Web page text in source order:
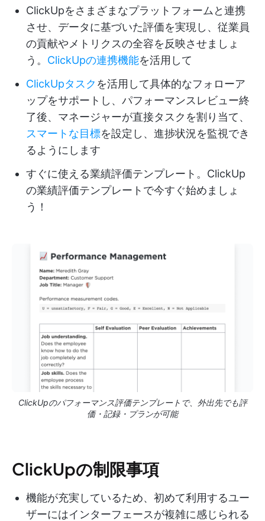
ClickUpをさまざまなプラットフォームと連携
させ、データに基づいた評価を実現し、従業員
の貢献やメトリクスの全容を反映させましょ
う。 ClickUpの連携機能を活用して
ClickUpタスク を活用して具体的なフォローア
ップをサポートし、パフォーマンスレビュー終
了後、マネージャーが直接タスクを割り当て、
スマートな目標を設定し、進捗状況を監視でき
るようにします
すぐに使える業績評価テンプレート。ClickUp
の業績評価テンプレートで今すぐ始めましょ
う！
ClickUpのパフォーマンス評価テンプレートで、外出先でも評
価・記録・プランが可能
ClickUpの制限事項
機能が充実しているため、初めて利用するユー
ザーにはインターフェースが複雑に感じられる